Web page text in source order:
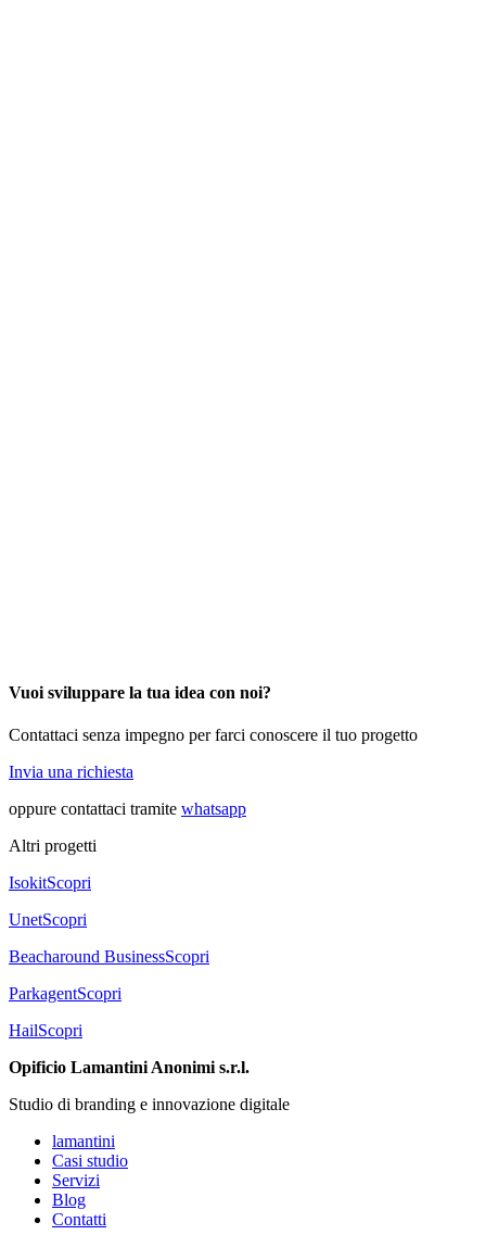
Vuoi sviluppare la tua idea con noi?
Contattaci senza impegno per farci conoscere il tuo progetto
Invia una richiesta
oppure contattaci tramite whatsapp
Altri progetti
IsokitScopri
UnetScopri
Beacharound BusinessScopri
ParkagentScopri
HailScopri
Opificio Lamantini Anonimi s.r.l.
Studio di branding e innovazione digitale
lamantini
Casi studio
Servizi
Blog
Contatti